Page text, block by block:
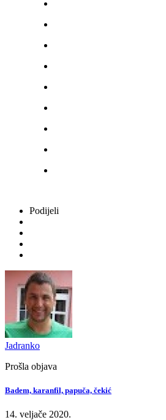
Podijeli
Jadranko
Prošla objava
Badem, karanfil, papuča, čekić
14. veljače 2020.